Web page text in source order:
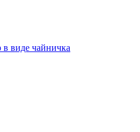
виде чайничка